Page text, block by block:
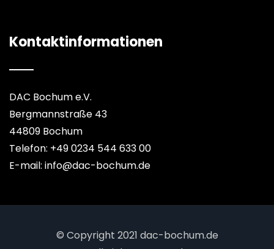
Kontaktinformationen
DAC Bochum e.V.
Bergmannstraße 43
44809 Bochum
Telefon: +49 0234 544 633 00
E-mail: info@dac-bochum.de
© Copyright 2021 dac-bochum.de